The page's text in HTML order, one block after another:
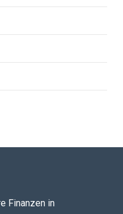
Finanzen in